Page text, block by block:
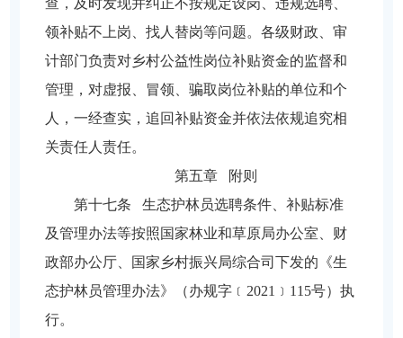
领补贴不上岗、找人替岗等问题。各级财政、审
计部门负责对乡村公益性岗位补贴资金的监督和
管理，对虚报、冒领、骗取岗位补贴的单位和个
人，一经查实，追回补贴资金并依法依规追究相
关责任人责任。
第五章 附则
第十七条 生态护林员选聘条件、补贴标准
及管理办法等按照国家林业和草原局办公室、财
政部办公厅、国家乡村振兴局综合司下发的《生
态护林员管理办法》（办规字﹝2021﹞115号）执
行。